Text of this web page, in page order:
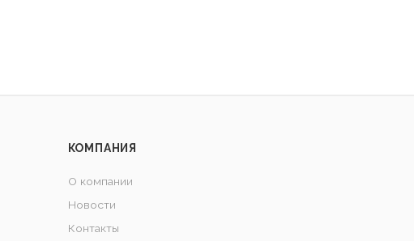
КОМПАНИЯ
О компании
Новости
Контакты